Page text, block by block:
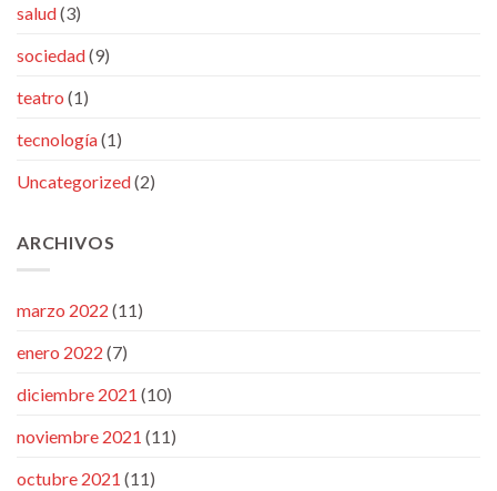
salud(3)
sociedad(9)
teatro (1)
tecnología(1)
Uncategorized(2)
ARCHIVOS
marzo 2022 (11)
enero 2022 (7)
diciembre 2021 (10)
noviembre 2021 (11)
octubre 2021 (11)